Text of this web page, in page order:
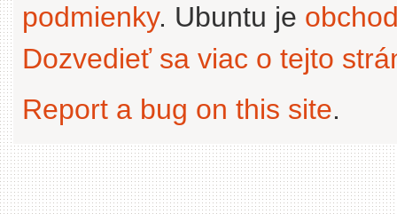
podmienky. Ubuntu je
Dozvedieť sa viac o tejto
Report a bug on this site.